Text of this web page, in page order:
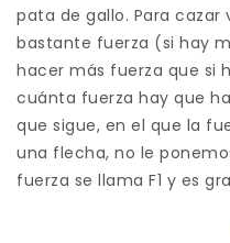
pata de gallo. Para
bastante fuerza (si hay
hacer más fuerza que si
cuánta fuerza hay que
que sigue, en el que la
una flecha, no le
fuerza se llama F1 y es